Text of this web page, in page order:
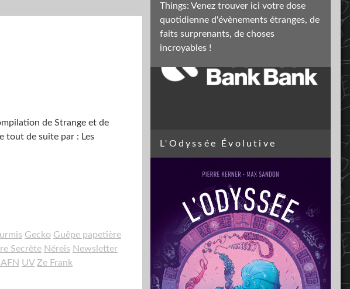
de Strange et de
tout de suite par : Les
Gecko Guêpe papetière
Secrète Néreis Newsletter
UV Ze Frank
Things: Venez trouver ici votre dose
quotidienne d'évènements étranges, de
faits surprenants, de choses
incroyables !
Soutenez mon activité
L'Odyssée Évolutive